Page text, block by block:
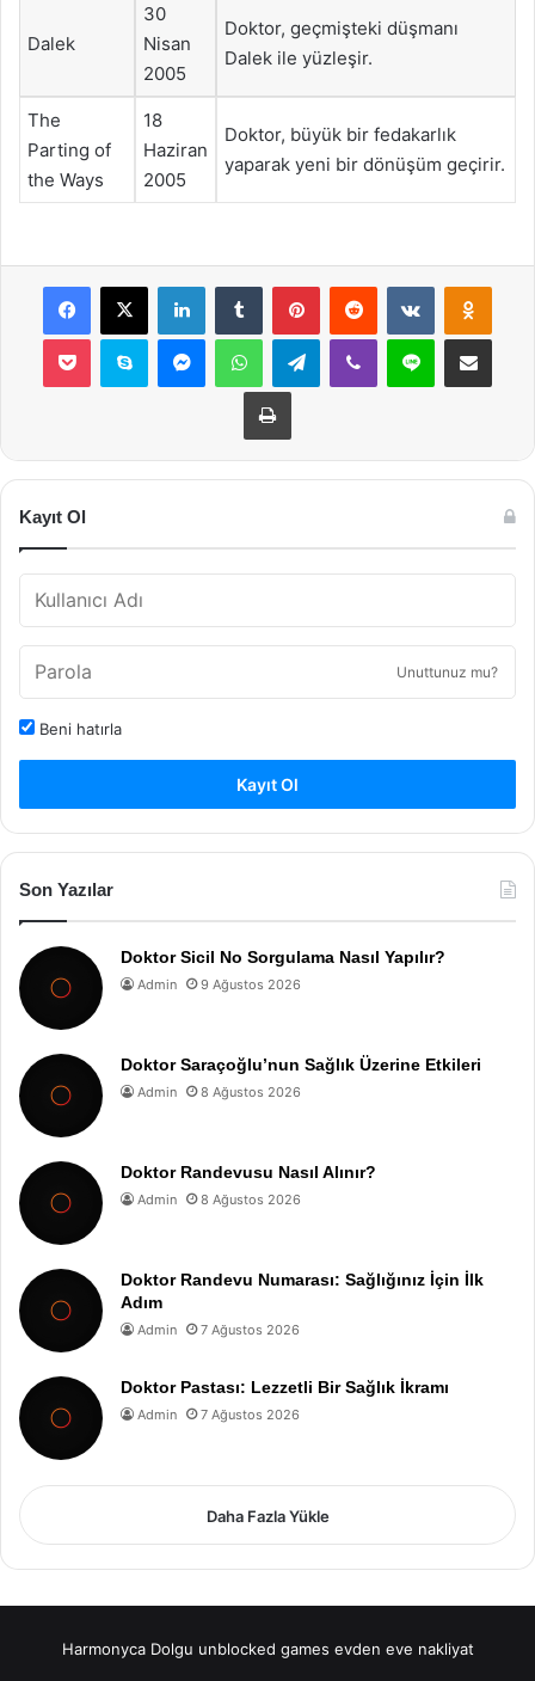
Dalek
30
Nisan
2005
Doktor, geçmişteki düşmanı
Dalek ile yüzleşir.
The
Parting of
the Ways
18
Haziran
2005
Doktor, büyük bir fedakarlık
yaparak yeni bir dönüşüm geçirir.
Facebook
X LinkedInTumblr PinterestReddit VKontakte
Pocket Skype MessengerWhatsAppTelegramViber Line E-Posta ile
Yazdır
Kayıt Ol
Unuttunuz mu?
Beni hatırla
Kayıt Ol
Son Yazılar
Doktor Sicil No Sorgulama Nasıl Yapılır?
Admin 9 Ağustos 2026
Doktor Saraçoğlu’nun Sağlık Üzerine Etkileri
Admin 8 Ağustos 2026
Doktor Randevusu Nasıl Alınır?
Admin 8 Ağustos 2026
Doktor Randevu Numarası: Sağlığınız İçin İlk
Adım
Admin 7 Ağustos 2026
Doktor Pastası: Lezzetli Bir Sağlık İkramı
Admin 7 Ağustos 2026
Daha Fazla Yükle
Harmonyca Dolgu unblocked games evden eve nakliyat